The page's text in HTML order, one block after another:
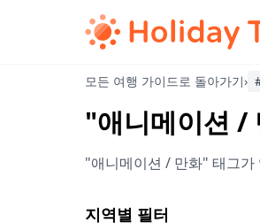
모든 여행 가이드로 돌아가기›
"애니메이션 /
"애니메이션 / 만화" 태그가
지역별 필터